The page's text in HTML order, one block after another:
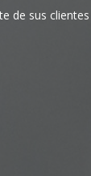
de sus clientes